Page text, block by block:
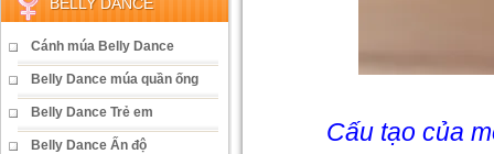
Cánh múa Belly Dance
Belly Dance múa quần ống
Belly Dance Trẻ em
Belly Dance Ấn độ
Cấu tạo của